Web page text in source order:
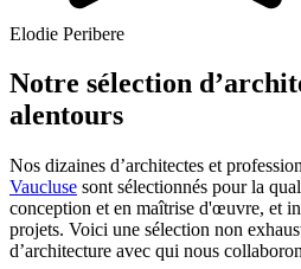
Elodie Peribere
Notre sélection
alentours
Nos dizaines d’architectes et
Vaucluse sont sélectionnés pour la
conception et en maîtrise d'œuvre, et
projets. Voici une sélection non
d’architecture avec qui nous